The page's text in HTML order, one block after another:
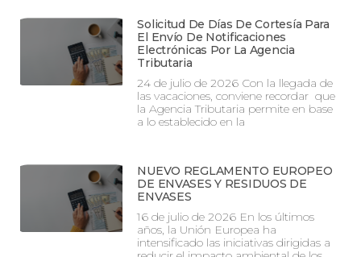
Solicitud De Días De Cortesía Para
El Envío De Notificaciones
Electrónicas Por La Agencia
Tributaria
24 de julio de 2026 Con la llegada de
las vacaciones, conviene recordar que
la Agencia Tributaria permite en base
a lo establecido en la
NUEVO REGLAMENTO EUROPEO
DE ENVASES Y RESIDUOS DE
ENVASES
16 de julio de 2026 En los últimos
años, la Unión Europea ha
intensificado las iniciativas dirigidas a